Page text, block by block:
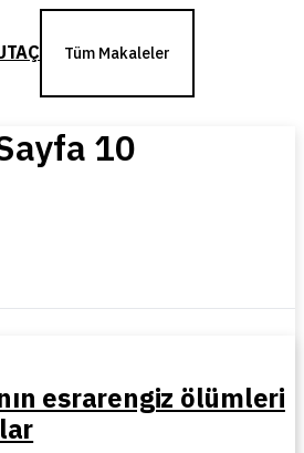
Tüm Makaleler
10
esrarengiz ölümleri